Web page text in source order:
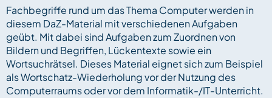
Fachbegriffe rund um das Thema Computer werden in
diesem DaZ-Material mit verschiedenen Aufgaben
geübt. Mit dabei sind Aufgaben zum Zuordnen von
Bildern und Begriffen, Lückentexte sowie ein
Wortsuchrätsel. Dieses Material eignet sich zum Beispiel
als Wortschatz-Wiederholung vor der Nutzung des
Computerraums oder vor dem Informatik-/IT-Unterricht.